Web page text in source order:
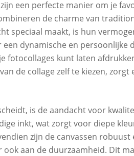
een perfecte manier om je
de charme van
speciaal maakt, is hun
dynamische en persoonlijke
fotocollages kunt laten
de collage zelf te kiezen,
is de aandacht voor
inkt, wat zorgt voor diepe
zijn de canvassen
aan de duurzaamheid. Dit